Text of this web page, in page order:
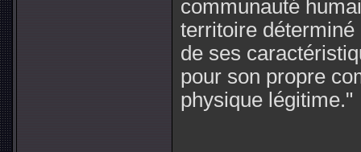
communauté
territoire
de ses
pour son propre
physique légitime."